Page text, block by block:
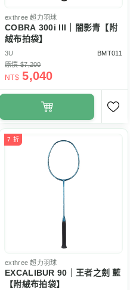
exthree 超力羽球
COBRA 300i III｜闇影青【附
絨布拍袋】
3U
BMT011
原價 $7,200
NT$ 5,040
7 折
exthree 超力羽球
EXCALIBUR 90｜王者之劍 藍
【附絨布拍袋】